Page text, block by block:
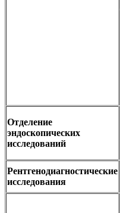
Отделение
эндоскопических
исследований
Рентгенодиагностические
исследования